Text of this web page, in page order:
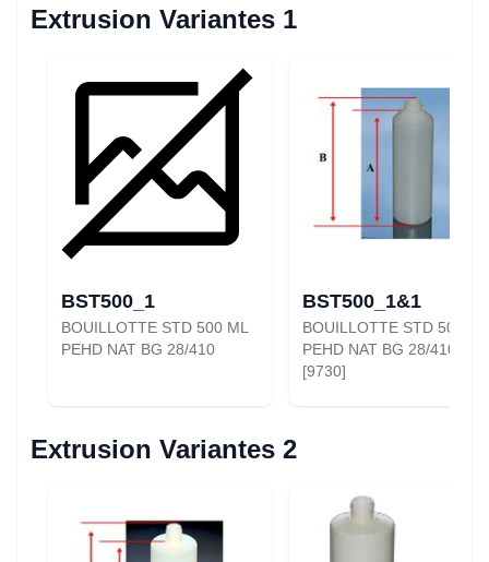
Extrusion Variantes 1
BST500_1
BOUILLOTTE STD 500 ML
PEHD NAT BG 28/410
BST500_1&1
BOUILLOTTE STD 500 ML
PEHD NAT BG 28/410
[9730]
Extrusion Variantes 2